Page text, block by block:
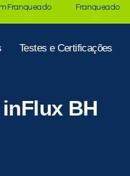
Franqueado Franqueado
Testes e Certificações
BH